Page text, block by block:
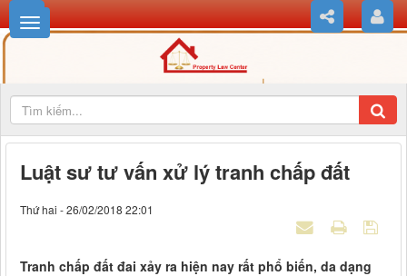
Luật sư tư vấn xử lý tranh chấp đất
Thứ hai - 26/02/2018 22:01
Tranh chấp đất đai xảy ra hiện nay rất phổ biến, da dạng